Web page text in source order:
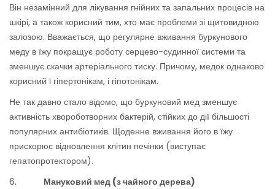
Він незамінний для лікування гнійних та запальних процесів на
шкірі, а також корисний тим, хто має проблеми зі щитовидною
залозою. Вважається, що регулярне вживання буркунового
меду в їжу покращує роботу серцево-судинної системи та
зменшує скачки артеріального тиску. Причому, медок однаково
корисний і гіпертонікам, і гіпотонікам.
Не так давно стало відомо, що буркуновий мед зменшує
активність хвороботворних бактерій, стійких до дії більшості
популярних антибіотиків. Щоденне вживання його в їжу
прискорює відновлення клітин печінки (виступає
гепатопротектором).
6. Мануковий мед (з чайного дерева)